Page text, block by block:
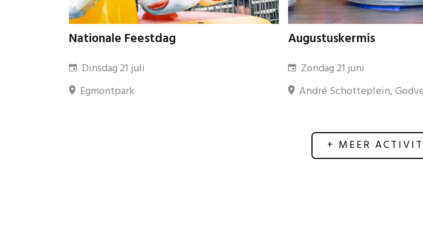
Nationale Feestdag
Dinsdag 21 juli
Egmontpark
Augustuskermis
Zondag 21 juni
André Schotteplein,
+ MEER